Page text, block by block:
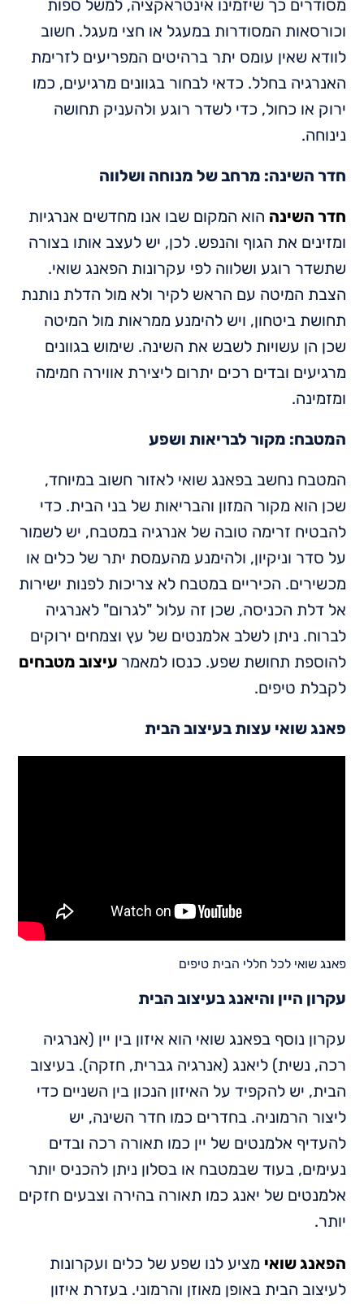
מסודרים כך שיזמינו אינטראקציה, למשל ספות
וכורסאות המסודרות במעגל או חצי מעגל. חשוב
לוודא שאין עומס יתר ברהיטים המפריעים לזרימת
האנרגיה בחלל. כדאי לבחור בגוונים מרגיעים, כמו
ירוק או כחול, כדי לשדר רוגע ולהעניק תחושה
נינוחה.
חדר השינה: מרחב של מנוחה ושלווה
חדר השינה הוא המקום שבו אנו מחדשים אנרגיות
ומזינים את הגוף והנפש. לכן, יש לעצב אותו בצורה
שתשדר רוגע ושלווה לפי עקרונות הפאנג שואי.
הצבת המיטה עם הראש לקיר ולא מול הדלת נותנת
תחושת ביטחון, ויש להימנע ממראות מול המיטה
שכן הן עשויות לשבש את השינה. שימוש בגוונים
מרגיעים ובדים רכים יתרום ליצירת אווירה חמימה
ומזמינה.
המטבח: מקור לבריאות ושפע
המטבח נחשב בפאנג שואי לאזור חשוב במיוחד,
שכן הוא מקור המזון והבריאות של בני הבית. כדי
להבטיח זרימה טובה של אנרגיה במטבח, יש לשמור
על סדר וניקיון, ולהימנע מהעמסת יתר של כלים או
מכשירים. הכיריים במטבח לא צריכות לפנות ישירות
אל דלת הכניסה, שכן זה עלול "לגרום" לאנרגיה
לברוח. ניתן לשלב אלמנטים של עץ וצמחים ירוקים
להוספת תחושת שפע. כנסו למאמר עיצוב מטבחים
לקבלת טיפים.
פאנג שואי עצות בעיצוב הבית
פאנג שואי לכל חללי הבית טיפים
עקרון היין והיאנג בעיצוב הבית
עקרון נוסף בפאנג שואי הוא איזון בין יין (אנרגיה
רכה, נשית) ליאנג (אנרגיה גברית, חזקה). בעיצוב
הבית, יש להקפיד על האיזון הנכון בין השניים כדי
ליצור הרמוניה. בחדרים כמו חדר השינה, יש
להעדיף אלמנטים של יין כמו תאורה רכה ובדים
נעימים, בעוד שבמטבח או בסלון ניתן להכניס יותר
אלמנטים של יאנג כמו תאורה בהירה וצבעים חזקים
יותר.
הפאנג שואי מציע לנו שפע של כלים ועקרונות
לעיצוב הבית באופן מאוזן והרמוני. בעזרת איזון